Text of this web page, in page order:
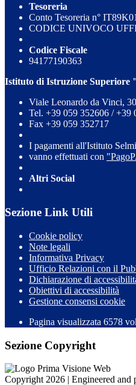
Tesoreria
Conto Tesoreria n°
CODICE UNIVOCO
Codice Fiscale
94177190363
Istituto di Istruzione
Viale Leonardo da Vinci,
Tel. +39 059 352606 / +39
Fax +39 059 352717
I pagamenti all'Istituto Selmi
vanno effettuati con
Altri Social
Sezione Link Utili
Cookie policy
Note legali
Informativa Privacy
Ufficio Relazioni con il
Dichiarazione di
Obiettivi di accessibilità
Gestione consensi cookie
Pagina visualizzata 6578
Sezione Copyright
Copyright 2026 | Engineered